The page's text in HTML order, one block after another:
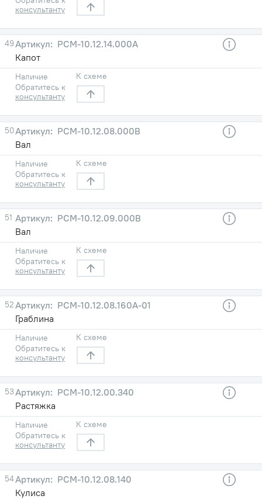
консультанту
49
РСМ-10.12.14.000А
Капот
Наличие
Обратитесь к
консультанту
К схеме
50
РСМ-10.12.08.000В
Вал
Наличие
Обратитесь к
консультанту
К схеме
51
РСМ-10.12.09.000В
Вал
Наличие
Обратитесь к
консультанту
К схеме
52
РСМ-10.12.08.160А-01
Граблина
Наличие
Обратитесь к
консультанту
К схеме
53
РСМ-10.12.00.340
Растяжка
Наличие
Обратитесь к
консультанту
К схеме
54
РСМ-10.12.08.140
Кулиса